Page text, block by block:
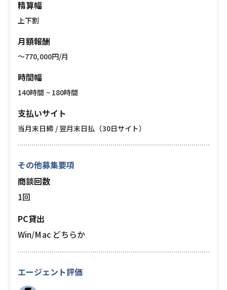
精算幅
上下割
月額報酬
〜770,000円/月
時間幅
140時間 ~ 180時間
支払いサイト
当月末日締 / 翌月末日払（30日サイト）
その他募集要項
商談回数
1回
PC貸出
Win/Mac どちらか
エージェント評価